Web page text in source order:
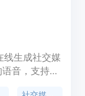
线生成社交媒
音，支持